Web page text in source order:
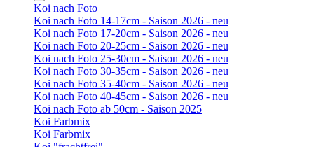
Koi nach Foto
Koi nach Foto 14-17cm - Saison 2026 - neu
Koi nach Foto 17-20cm - Saison 2026 - neu
Koi nach Foto 20-25cm - Saison 2026 - neu
Koi nach Foto 25-30cm - Saison 2026 - neu
Koi nach Foto 30-35cm - Saison 2026 - neu
Koi nach Foto 35-40cm - Saison 2026 - neu
Koi nach Foto 40-45cm - Saison 2026 - neu
Koi nach Foto ab 50cm - Saison 2025
Koi Farbmix
Koi Farbmix